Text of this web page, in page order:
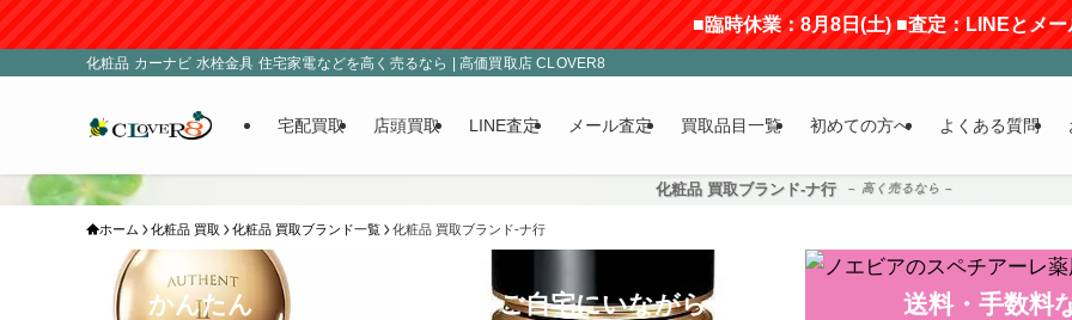
■臨時休業：8月8日(土) ■査定：LINEとメールのみ受付(返
化粧品 カーナビ 水栓金具 住宅家電などを高く売るなら | 高価買取店 CLOVER8
宅配買取 店頭買取 LINE査定 メール査定 買取品目一覧 初めての方へ よくある質問
化粧品 買取ブランド-ナ行 – 高く売るなら –
ホーム 化粧品 買取 化粧品 買取ブランド一覧 化粧品 買取ブランド-ナ行
かんたん ご自宅にいながら 送料・手数料